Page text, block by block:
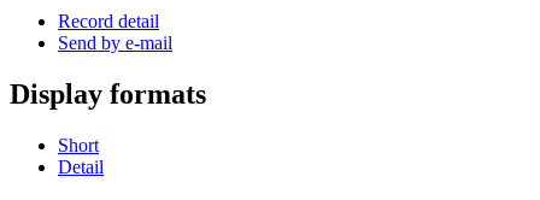
Record detail
Send by e-mail
Display formats
Short
Detail